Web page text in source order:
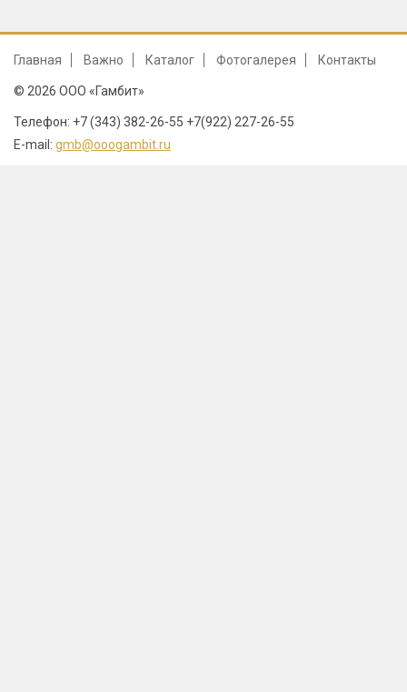
Главная Важно Каталог Фотогалерея Контакты
© 2026 ООО «Гамбит»
Телефон: +7 (343) 382-26-55 +7(922) 227-26-55
E-mail: gmb@ooogambit.ru